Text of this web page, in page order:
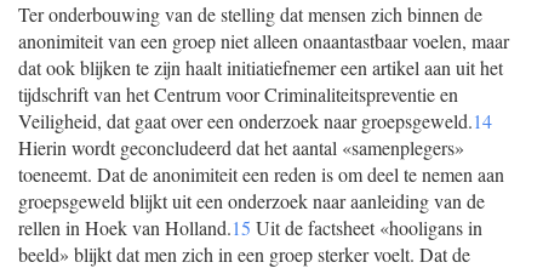
Ter onderbouwing van de stelling dat mensen zich binnen de
anonimiteit van een groep niet alleen onaantastbaar voelen, maar
dat ook blijken te zijn haalt initiatiefnemer een artikel aan uit het
tijdschrift van het Centrum voor Criminaliteitspreventie en
Veiligheid, dat gaat over een onderzoek naar groepsgeweld.14
Hierin wordt geconcludeerd dat het aantal «samenplegers»
toeneemt. Dat de anonimiteit een reden is om deel te nemen aan
groepsgeweld blijkt uit een onderzoek naar aanleiding van de
rellen in Hoek van Holland.15 Uit de factsheet «hooligans in
beeld» blijkt dat men zich in een groep sterker voelt. Dat de